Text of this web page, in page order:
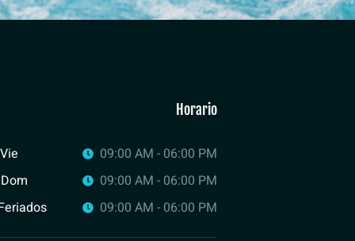
Horario
09:00 AM - 06:00 PM
09:00 AM - 06:00 PM
09:00 AM - 06:00 PM